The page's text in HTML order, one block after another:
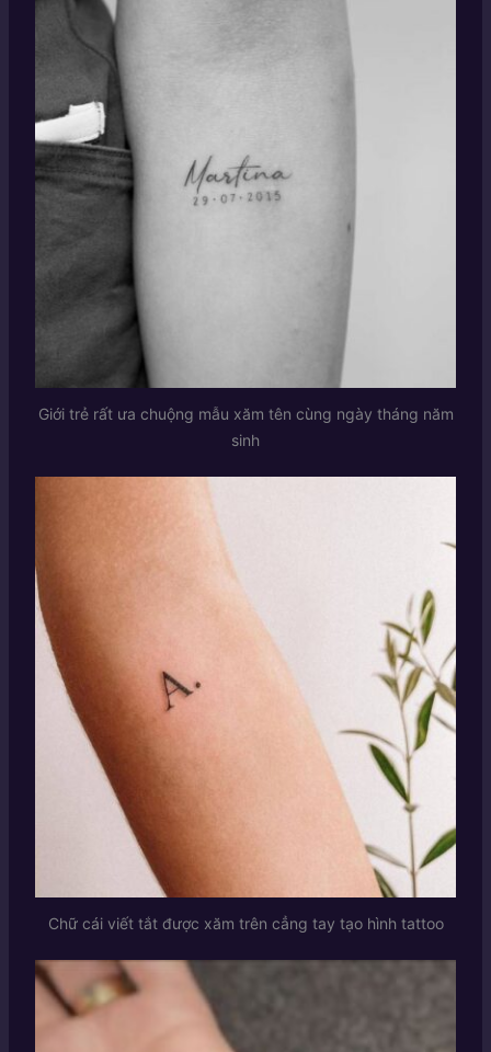
Giới trẻ rất ưa chuộng mẫu xăm tên cùng ngày tháng năm
sinh
Chữ cái viết tắt được xăm trên cẳng tay tạo hình tattoo